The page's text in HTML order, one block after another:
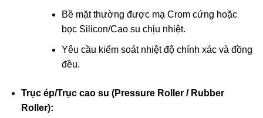
Bề mặt thường được mạ Crom cứng hoặc
bọc Silicon/Cao su chịu nhiệt.
Yêu cầu kiểm soát nhiệt độ chính xác và đồng
đều.
Trục ép/Trục cao su (Pressure Roller / Rubber
Roller):